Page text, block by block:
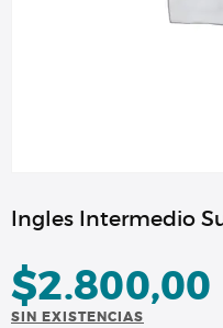
Ingles Intermedio
$2.800,00
SIN EXISTENCIAS